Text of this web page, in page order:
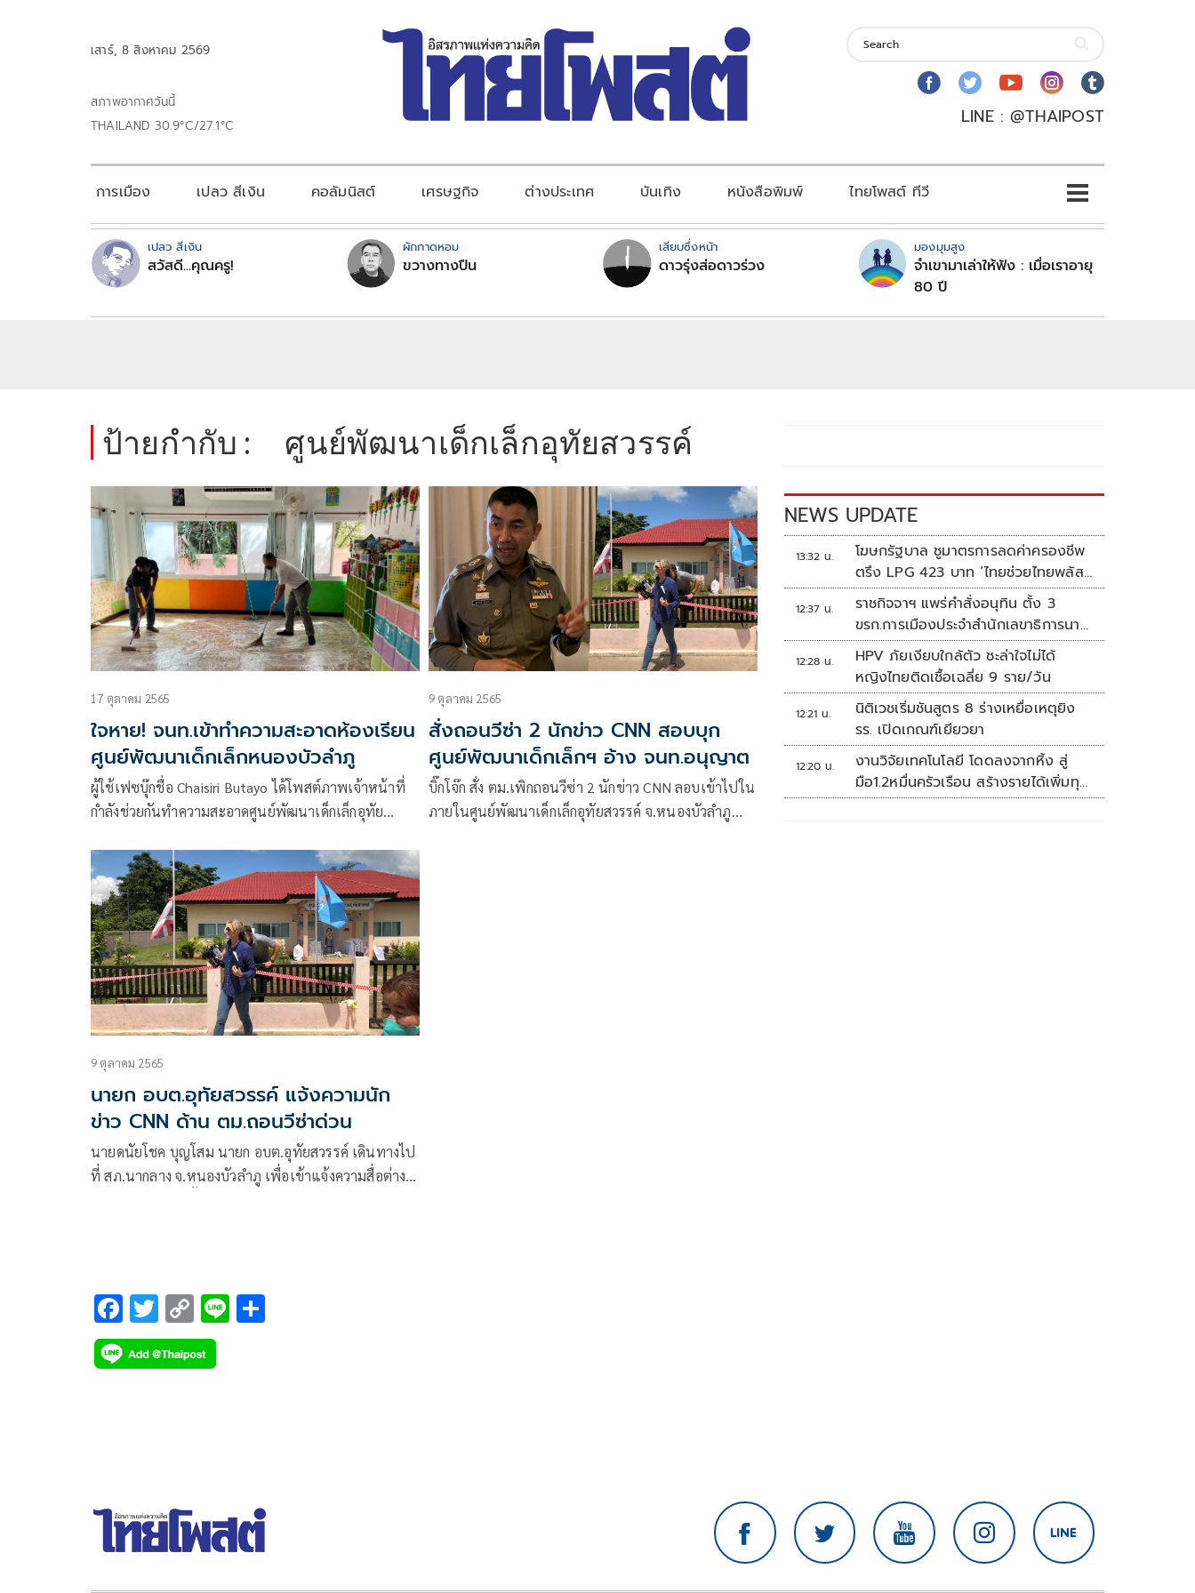
เสาร์, 8 สิงหาคม 2569
สภาพอากาศวันนี้
THAILAND 30.9°C/27.1°C
LINE : @THAIPOST
การเมือง เปลว สีเงิน คอลัมนิสต์ เศรษฐกิจ ต่างประเทศ บันเทิง หนังสือพิมพ์ ไทยโพสต์ ทีวี
เปลว สีเงิน
สวัสดี...คุณครู!
ผักกาดหอม
ขวางทางปืน
เสียบซึ่งหน้า
ดาวรุ่งส่อดาวร่วง
มองมุมสูง
จำเขามาเล่าให้ฟัง : เมื่อเราอายุ
80 ปี
ป้ายกำกับ : ศูนย์พัฒนาเด็กเล็กอุทัยสวรรค์
17 ตุลาคม 2565
ใจหาย! จนท.เข้าทำความสะอาดห้องเรียน
ศูนย์พัฒนาเด็กเล็กหนองบัวลำภู
ผู้ใช้เฟซบุ๊กชื่อ Chaisiri Butayo ได้โพสต์ภาพเจ้าหน้าที่
กำลังช่วยกันทำความสะอาดศูนย์พัฒนาเด็กเล็กอุทัย
“พี่มาทำความสะอาดห้องเรียน ให้แล้วนะครับ เทวดาตัว
น้อย
9 ตุลาคม 2565
สั่งถอนวีซ่า 2 นักข่าว CNN สอบบุก
ศูนย์พัฒนาเด็กเล็กฯ อ้าง จนท.อนุญาต
บิ๊กโจ๊ก สั่ง ตม.เพิกถอนวีซ่า 2 นักข่าว CNN ลอบเข้าไปใน
ภายในศูนย์พัฒนาเด็กเล็กอุทัยสวรรค์ จ.หนองบัวลำภู
9 ตุลาคม 2565
นายก อบต.อุทัยสวรรค์ แจ้งความนัก
ข่าว CNN ด้าน ตม.ถอนวีซ่าด่วน
นายดนัยโชค บุญโสม นายก อบต.อุทัยสวรรค์ เดินทางไป
ที่ สภ.นากลาง จ.หนองบัวลำภู เพื่อเข้าแจ้งความสื่อต่าง
F
ac
e
T
wi
tt
C
o
p
Li
NEWS UPDATE
13:32 น.
โฆษกรัฐบาล ชูมาตรการลดค่าครองชีพ
ตรึง LPG 423 บาท ‘ไทยช่วยไทยพลัส’
ดันเงินหมุนแสนล้าน
12:37 น.
ราชกิจจาฯ แพร่คำสั่งอนุทิน ตั้ง 3
ขรก.การเมืองประจำสำนักเลขาธิการนา
ยกฯ
12:28 น.
HPV ภัยเงียบใกล้ตัว ชะล่าใจไม่ได้
หญิงไทยติดเชื้อเฉลี่ย 9 ราย/วัน
12:21 น.
นิติเวชเริ่มชันสูตร 8 ร่างเหยื่อเหตุยิง
รร. เปิดเกณฑ์เยียวยา
12:20 น.
งานวิจัยเทคโนโลยี โดดลงจากหิ้ง สู่
มือ1.2หมื่นครัวเรือน สร้างรายได้เพิ่มทุก
เดือน